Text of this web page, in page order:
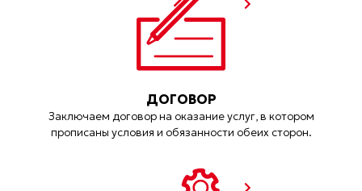
ДОГОВОР
Заключаем договор на оказание услуг, в котором
прописаны условия и обязанности обеих сторон.